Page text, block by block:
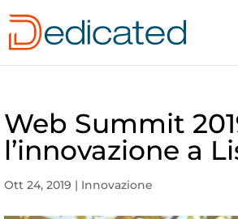
Web Summit
l’innovazione a
Ott 24, 2019 | Innovazione